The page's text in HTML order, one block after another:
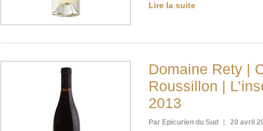
Lire la suite
Domaine Rety |
Roussillon |
2013
Par Epicurien du Sud 20 avril